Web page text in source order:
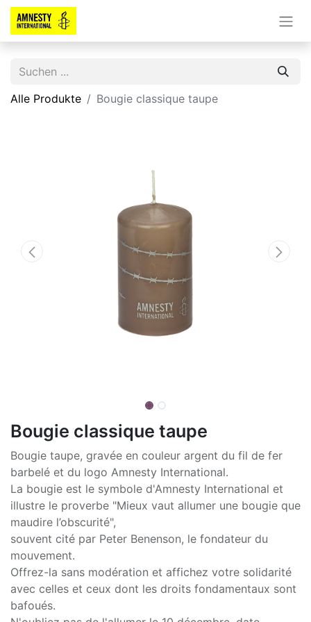
Alle Produkte Bougie classique taupe
Bougie classique taupe
Bougie taupe, gravée en couleur argent du fil de fer
barbelé et du logo Amnesty International.
La bougie est le symbole d'Amnesty International et
illustre le proverbe "Mieux vaut allumer une bougie que
maudire l’obscurité",
souvent cité par Peter Benenson, le fondateur du
mouvement.
Offrez-la sans modération et affichez votre solidarité
avec celles et ceux dont les droits fondamentaux sont
bafoués.